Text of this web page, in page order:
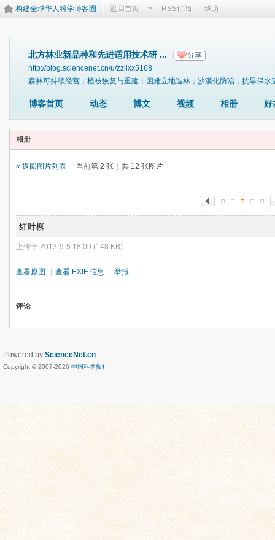
构建全球华人科学博客圈 返回首页 RSS订阅 帮助
北方林业新品种和先进适用技术研 ... 分享
http://blog.sciencenet.cn/u/zzllxx5168
森林可持续经营；植被恢复与重建；困难立地造林；沙漠化防治；抗旱保
博客首页 动态 博文 视频 相册 好
相册
« 返回图片列表 当前第 2 张 共 12 张图片
红叶柳
上传于 2013-9-5 18:09 (148 KB)
查看原图 查看 EXIF 信息 举报
评论
Powered by ScienceNet.cn
Copyright © 2007-2026 中国科学报社